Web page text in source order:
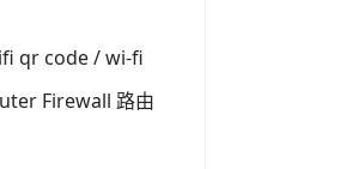
qr code / wi-fi
Firewall 路由